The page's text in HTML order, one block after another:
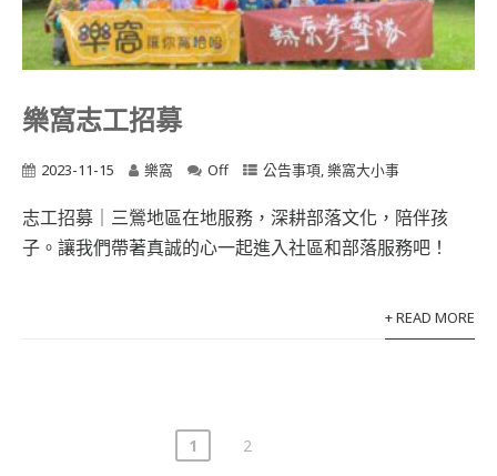
樂窩志工招募
2023-11-15 樂窩 Off 公告事項,樂窩大小事
志工招募｜三鶯地區在地服務，深耕部落文化，陪伴孩
子。讓我們帶著真誠的心一起進入社區和部落服務吧！
+ READ MORE
1 2